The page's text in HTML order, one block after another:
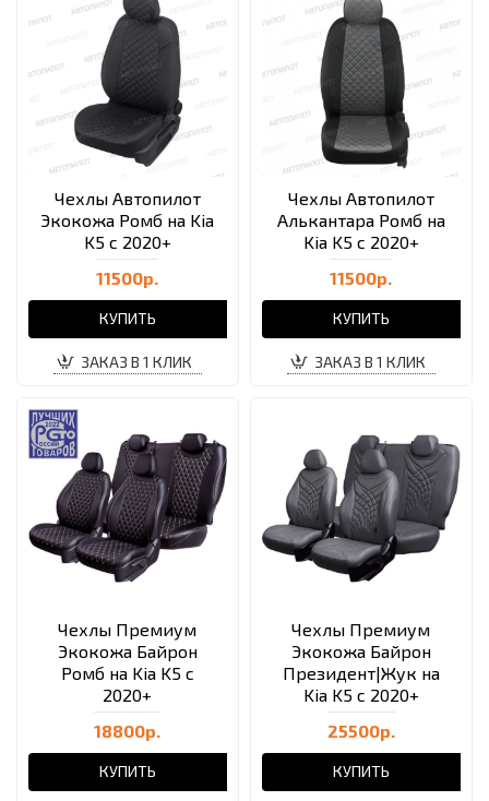
Чехлы Автопилот
Экокожа Ромб на Kia
K5 с 2020+
11500р.
КУПИТЬ
ЗАКАЗ В 1 КЛИК
Чехлы Автопилот
Алькантара Ромб на
Kia K5 с 2020+
11500р.
КУПИТЬ
ЗАКАЗ В 1 КЛИК
Чехлы Премиум
Экокожа Байрон
Ромб на Kia K5 с
2020+
18800р.
КУПИТЬ
Чехлы Премиум
Экокожа Байрон
Президент|Жук на
Kia K5 с 2020+
25500р.
КУПИТЬ